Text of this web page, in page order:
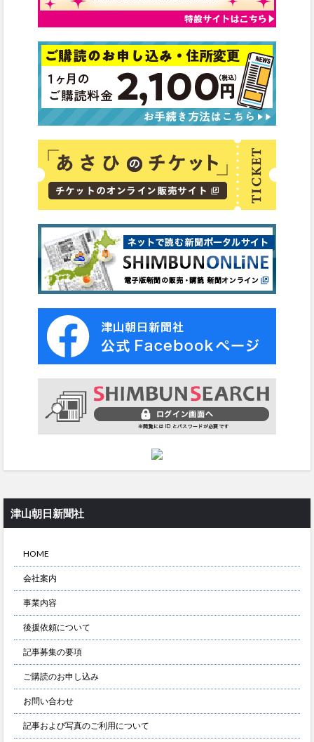
津山朝日新聞社
HOME
会社案内
事業内容
後援依頼について
記事募集の要項
ご購読のお申し込み
お問い合わせ
記事および写真のご利用について